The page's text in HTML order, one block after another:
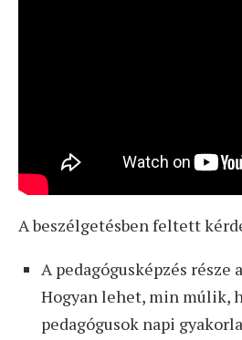
A beszélgetésben feltett
A pedagógusképzés része
Hogyan lehet, min múlik,
pedagógusok napi